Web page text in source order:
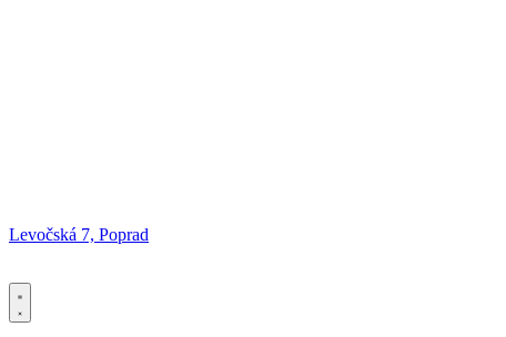
Levočská 7, Poprad